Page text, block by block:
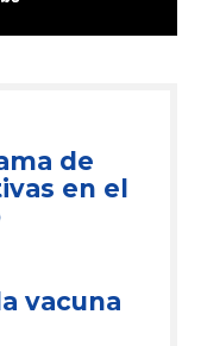
de
en el
vacuna